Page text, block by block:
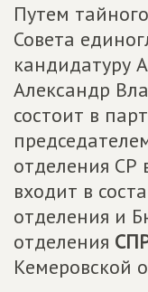
Путем
Совета
кандидатуру
Александр
состоит в
отделения СР
входит в
отделения и
отделения
Кемеровской